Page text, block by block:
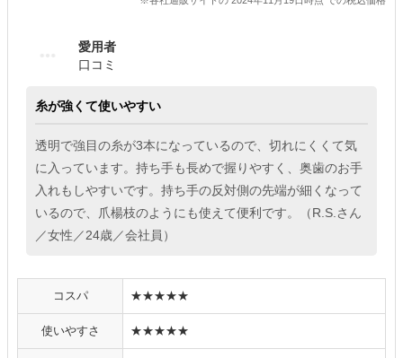
愛用者
口コミ
糸が強くて使いやすい
透明で強目の糸が3本になっているので、切れにくくて気
に入っています。持ち手も長めで握りやすく、奥歯のお手
入れもしやすいです。持ち手の反対側の先端が細くなって
いるので、爪楊枝のようにも使えて便利です。（R.S.さん
／女性／24歳／会社員）
コスパ ★★★★★
使いやすさ ★★★★★